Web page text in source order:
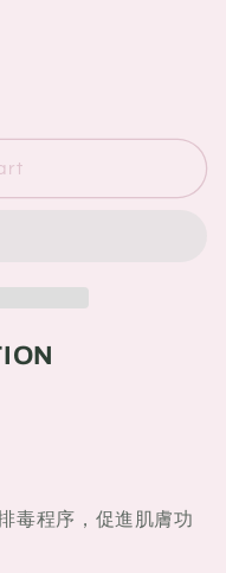
毒程序，促進肌膚功